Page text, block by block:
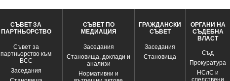
СЪВЕТ ЗА
ПАРТНЬОРСТВО
Съвет за
партньорство към
ВСС
Заседания
СЪВЕТ ПО
МЕДИАЦИЯ
Заседания
Становища, доклади и
анализи
Нормативни и
ГРАЖДАНСКИ
СЪВЕТ
Заседания
Становища
ОРГАНИ НА
СЪДЕБНА
ВЛАСТ
Съд
Прокуратура
НСлС и
следствени